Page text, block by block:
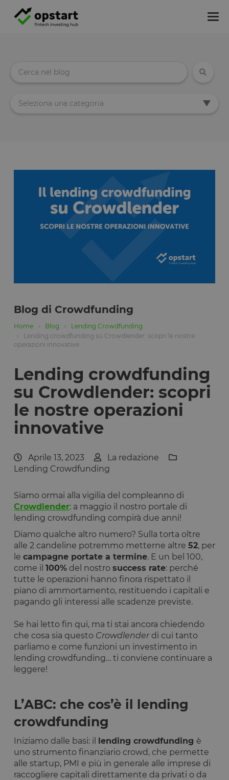
Seleziona una categoria
Blog di Crowdfunding
Home Blog
Lending Crowdfunding
Lending crowdfunding su Crowdlender: scopri le nostre
operazioni innovative
Lending crowdfunding
su Crowdlender: scopri
le nostre operazioni
innovative
Aprile 13, 2023
La redazione
Lending Crowdfunding
Siamo ormai alla vigilia del compleanno di
Crowdlender: a maggio il nostro portale di
lending crowdfunding compirà due anni!
Diamo qualche altro numero? Sulla torta oltre
alle 2 candeline potremmo metterne altre 52, per
le campagne portate a termine. E un bel 100,
come il 100% del nostro success rate: perché
tutte le operazioni hanno finora rispettato il
piano di ammortamento, restituendo i capitali e
pagando gli interessi alle scadenze previste.
Se hai letto fin qui, ma ti stai ancora chiedendo
che cosa sia questo Crowdlenderdi cui tanto
parliamo e come funzioni un investimento in
lending crowdfunding… ti conviene continuare a
leggere!
L’ABC: che cos’è il lending
crowdfunding
Iniziamo dalle basi: il lending crowdfunding è
uno strumento finanziario crowd, che permette
alle startup, PMI e più in generale alle imprese di
raccogliere capitali direttamente da privati o da